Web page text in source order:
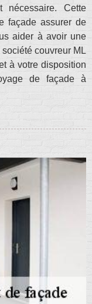
Cette
façade assurer de
aider à avoir une
couvreur ML
à votre disposition
de façade à